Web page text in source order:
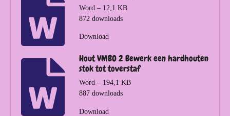
Word – 12,1 KB
872 downloads
Download
Hout VMBO 2 Bewerk een hardhouten
stok tot toverstaf
Word – 194,1 KB
887 downloads
Download